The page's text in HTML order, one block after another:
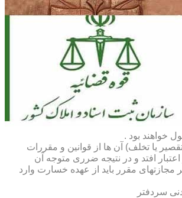
خواهند بود .
یا تخلف) آن ها از قوانین و مقررات
اعتبار افتد و در نتیجه ضرری متوجه آن
مجازتهای مقرر باید از عهده خسارت وارد
سردفتر